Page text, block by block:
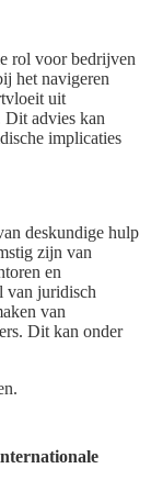
rol voor bedrijven
het navigeren
uit
Dit advies kan
implicaties
deskundige hulp
zijn van
en
van juridisch
van
Dit kan onder